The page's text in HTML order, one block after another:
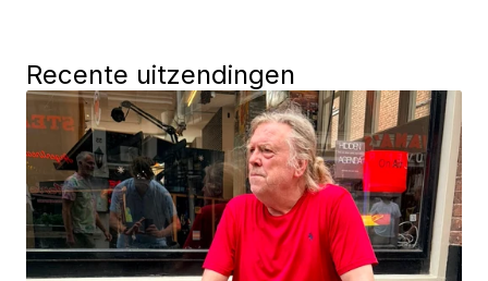
Recente uitzendingen